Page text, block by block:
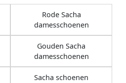
Rode Sacha
damesschoenen
Gouden Sacha
damesschoenen
Sacha schoenen